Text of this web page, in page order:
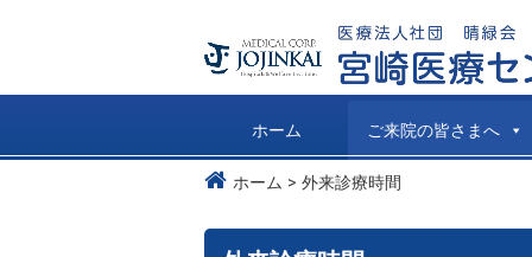
ホーム ご来院の皆さまへ
ホーム 外来診療時間